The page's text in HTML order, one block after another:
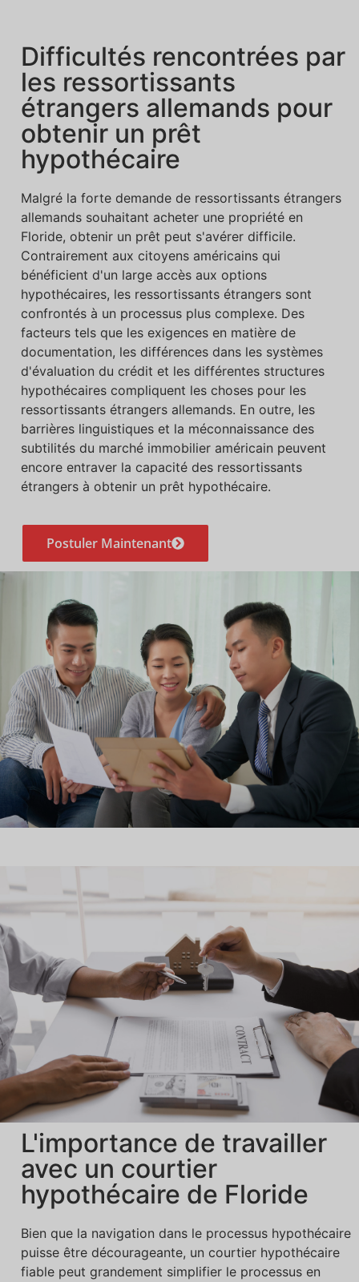
Difficultés rencontrées par
les ressortissants
étrangers allemands pour
obtenir un prêt
hypothécaire
Malgré la forte demande de ressortissants étrangers
allemands souhaitant acheter une propriété en
Floride, obtenir un prêt peut s'avérer difficile.
Contrairement aux citoyens américains qui
bénéficient d'un large accès aux options
hypothécaires, les ressortissants étrangers sont
confrontés à un processus plus complexe. Des
facteurs tels que les exigences en matière de
documentation, les différences dans les systèmes
d'évaluation du crédit et les différentes structures
hypothécaires compliquent les choses pour les
ressortissants étrangers allemands. En outre, les
barrières linguistiques et la méconnaissance des
subtilités du marché immobilier américain peuvent
encore entraver la capacité des ressortissants
étrangers à obtenir un prêt hypothécaire.
Postuler Maintenant
L'importance de travailler
avec un courtier
hypothécaire de Floride
Bien que la navigation dans le processus hypothécaire
puisse être décourageante, un courtier hypothécaire
fiable peut grandement simplifier le processus en